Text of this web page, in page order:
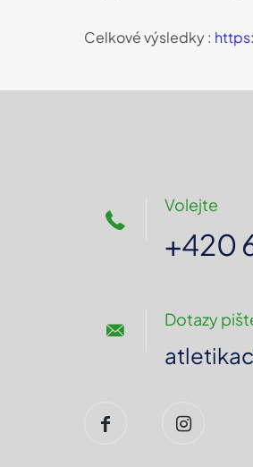
Celkové výsledky :
Volejte
+420
Dotazy